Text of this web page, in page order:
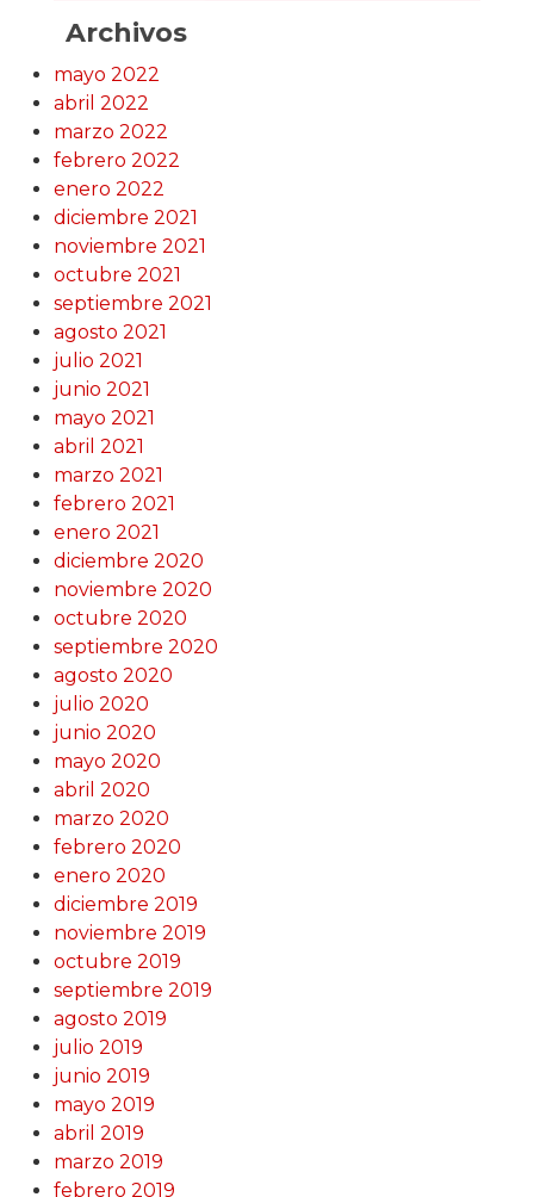
Archivos
mayo 2022
abril 2022
marzo 2022
febrero 2022
enero 2022
diciembre 2021
noviembre 2021
octubre 2021
septiembre 2021
agosto 2021
julio 2021
junio 2021
mayo 2021
abril 2021
marzo 2021
febrero 2021
enero 2021
diciembre 2020
noviembre 2020
octubre 2020
septiembre 2020
agosto 2020
julio 2020
junio 2020
mayo 2020
abril 2020
marzo 2020
febrero 2020
enero 2020
diciembre 2019
noviembre 2019
octubre 2019
septiembre 2019
agosto 2019
julio 2019
junio 2019
mayo 2019
abril 2019
marzo 2019
febrero 2019